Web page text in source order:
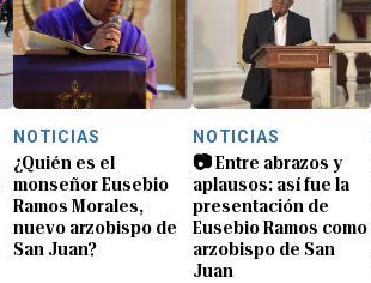
NOTICIAS
¿Quién es el
monseñor Eusebio
Ramos Morales,
nuevo arzobispo de
San Juan?
NOTICIAS
📷 Entre abrazos y
aplausos: así fue la
presentación de
Eusebio Ramos como
arzobispo de San
Juan